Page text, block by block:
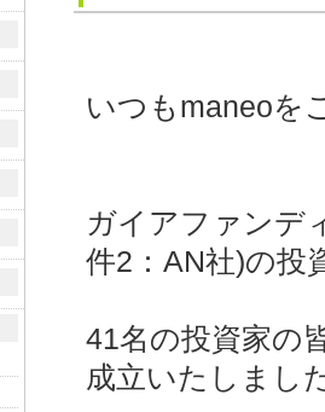
いつもmaneoを
ガイアファンデ
件2：AN社)の投
41名の投資家の
成立いたしまし